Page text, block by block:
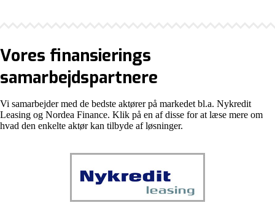
Vores finansierings
samarbejdspartnere
Vi samarbejder med de bedste aktører på markedet bl.a. Nykredit
Leasing og Nordea Finance. Klik på en af disse for at læse mere om
hvad den enkelte aktør kan tilbyde af løsninger.